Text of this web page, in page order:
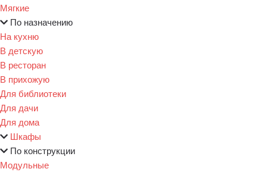
Мягкие
По назначению
На кухню
В детскую
В ресторан
В прихожую
Для библиотеки
Для дачи
Для дома
Шкафы
По конструкции
Модульные